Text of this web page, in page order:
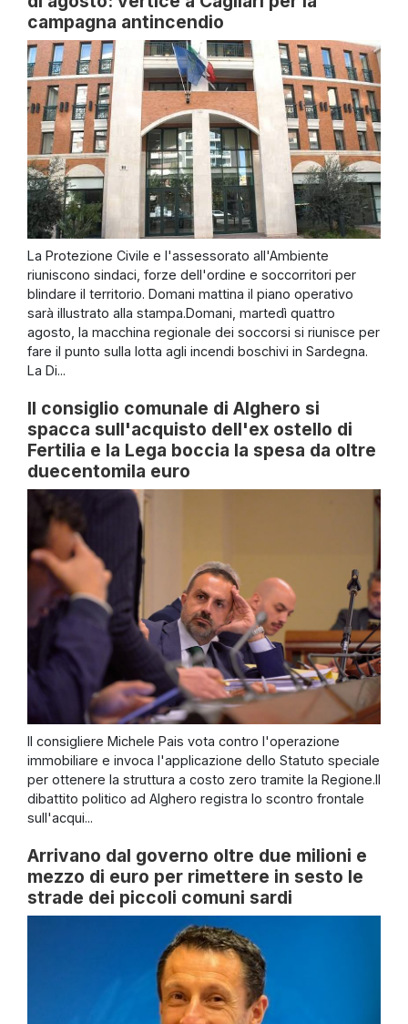
campagna antincendio
La Protezione Civile e l'assessorato all'Ambiente
riuniscono sindaci, forze dell'ordine e soccorritori per
blindare il territorio. Domani mattina il piano operativo
sarà illustrato alla stampa.Domani, martedì quattro
agosto, la macchina regionale dei soccorsi si riunisce per
fare il punto sulla lotta agli incendi boschivi in Sardegna.
La Di...
Il consiglio comunale di Alghero si
spacca sull'acquisto dell'ex ostello di
Fertilia e la Lega boccia la spesa da oltre
duecentomila euro
Il consigliere Michele Pais vota contro l'operazione
immobiliare e invoca l'applicazione dello Statuto speciale
per ottenere la struttura a costo zero tramite la Regione.Il
dibattito politico ad Alghero registra lo scontro frontale
sull'acqui...
Arrivano dal governo oltre due milioni e
mezzo di euro per rimettere in sesto le
strade dei piccoli comuni sardi